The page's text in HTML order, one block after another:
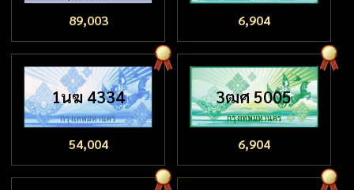
89,003 6,904
1นฆ 4334
54,004
3ฒศ 5005
6,904